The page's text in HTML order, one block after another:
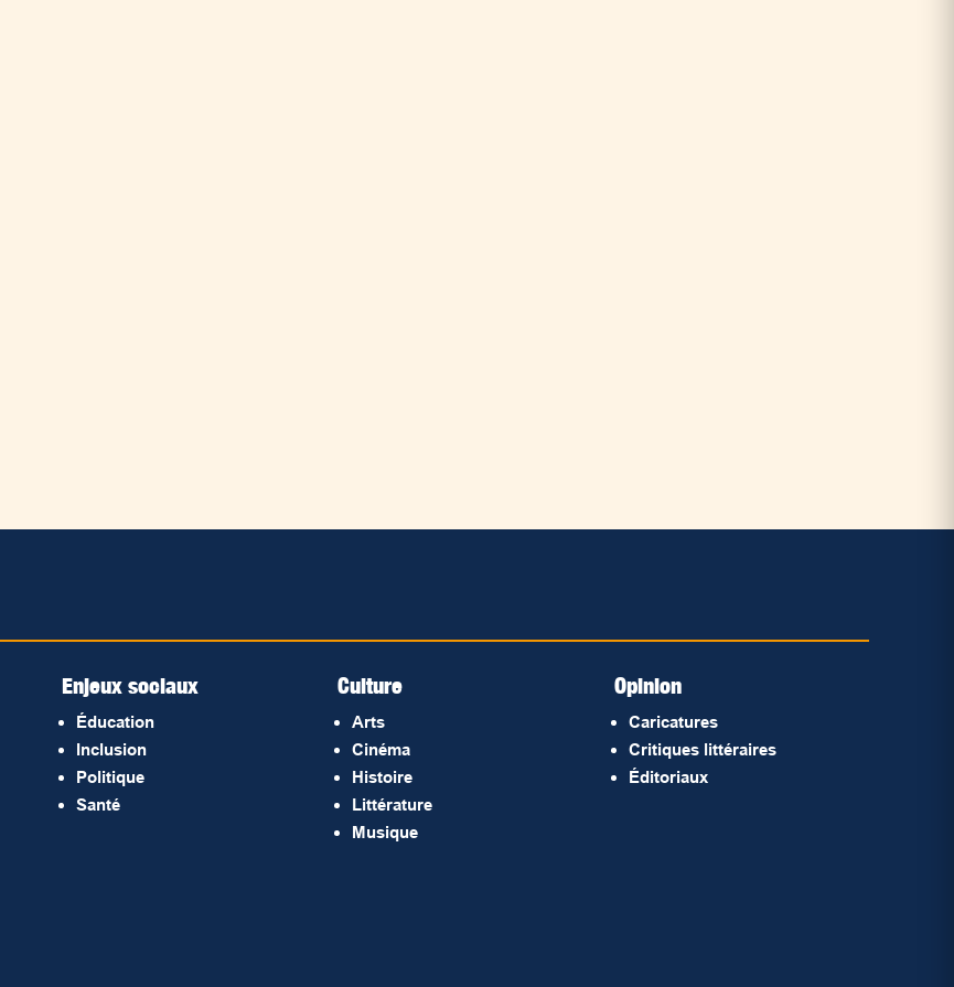
Enjeux sociaux
Éducation
Inclusion
Politique
Santé
Culture
Arts
Cinéma
Histoire
Littérature
Musique
Opinion
Caricatures
Critiques littéraires
Éditoriaux